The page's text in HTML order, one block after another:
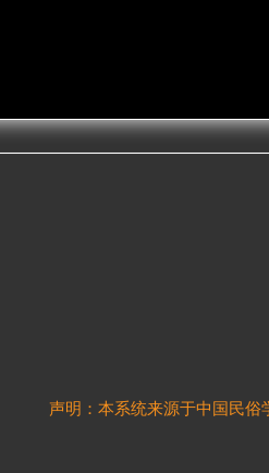
声明：本系统来源于中国民俗